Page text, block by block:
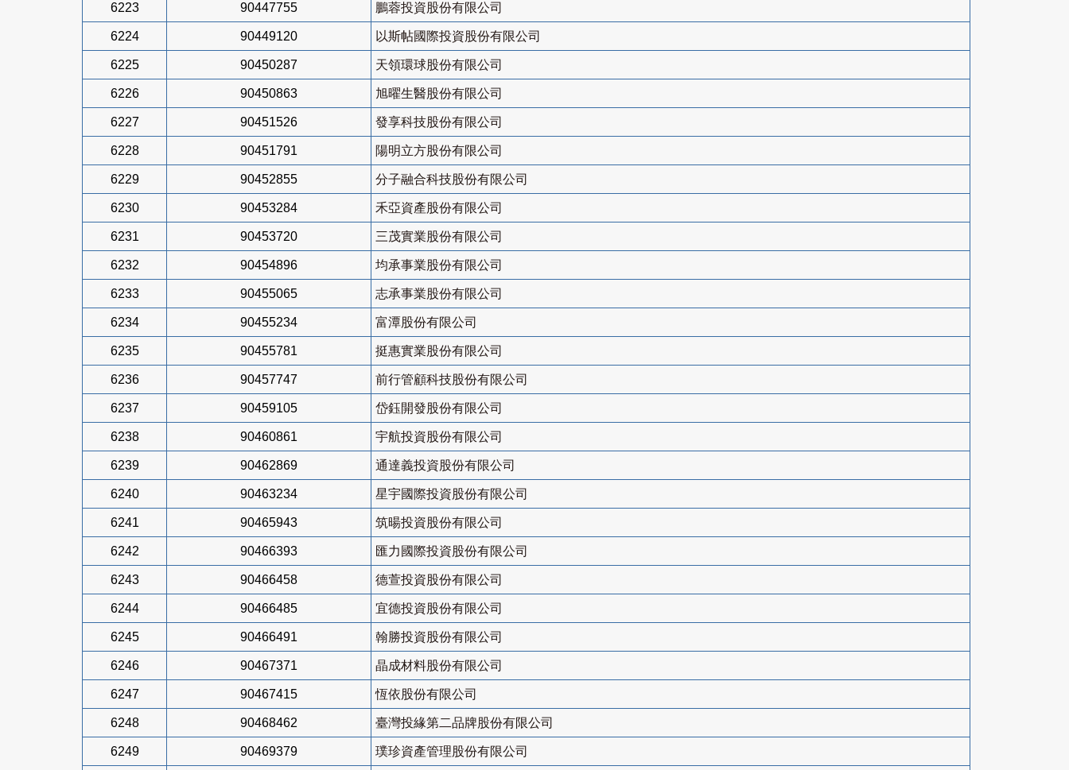
6223 90447755 鵬蓉投資股份有限公司
6224 90449120 以斯帖國際投資股份有限公司
6225 90450287 天領環球股份有限公司
6226 90450863 旭曜生醫股份有限公司
6227 90451526 發享科技股份有限公司
6228 90451791 陽明立方股份有限公司
6229 90452855 分子融合科技股份有限公司
6230 90453284 禾亞資產股份有限公司
6231 90453720 三茂實業股份有限公司
6232 90454896 均承事業股份有限公司
6233 90455065 志承事業股份有限公司
6234 90455234 富潭股份有限公司
6235 90455781 挺惠實業股份有限公司
6236 90457747 前行管顧科技股份有限公司
6237 90459105 岱鈺開發股份有限公司
6238 90460861 宇航投資股份有限公司
6239 90462869 通達義投資股份有限公司
6240 90463234 星宇國際投資股份有限公司
6241 90465943 筑暘投資股份有限公司
6242 90466393 匯力國際投資股份有限公司
6243 90466458 德萱投資股份有限公司
6244 90466485 宜德投資股份有限公司
6245 90466491 翰勝投資股份有限公司
6246 90467371 晶成材料股份有限公司
6247 90467415 恆依股份有限公司
6248 90468462 臺灣投緣第二品牌股份有限公司
6249 90469379 璞珍資產管理股份有限公司